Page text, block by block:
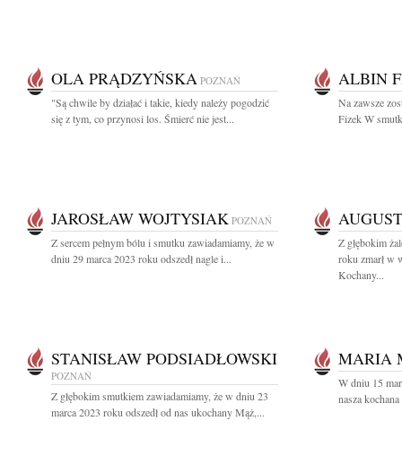
OLA PRĄDZYŃSKA POZNAŃ
"Są chwile by działać i takie, kiedy należy pogodzić
się z tym, co przynosi los. Śmierć nie jest...
ALBIN
Na zawsze
Fizek W
JAROSŁAW WOJTYSIAK POZNAŃ
Z sercem pełnym bólu i smutku zawiadamiamy, że w
dniu 29 marca 2023 roku odszedł nagle i...
Z głębokim
roku zmarł w
Kochany...
STANISŁAW PODSIADŁOWSKI
POZNAŃ
Z głębokim smutkiem zawiadamiamy, że w dniu 23
marca 2023 roku odszedł od nas ukochany Mąż,...
MARIA
W dniu 15
nasza